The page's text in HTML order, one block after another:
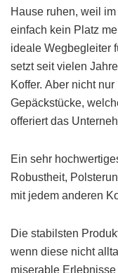
Hause ruhen, weil
einfach kein Platz
ideale Wegbegleiter
setzt seit vielen
Koffer. Aber nicht
Gepäckstücke,
offeriert das
Ein sehr
Robustheit,
mit jedem anderen
Die stabilsten
wenn diese nicht
miserable Erlebnisse